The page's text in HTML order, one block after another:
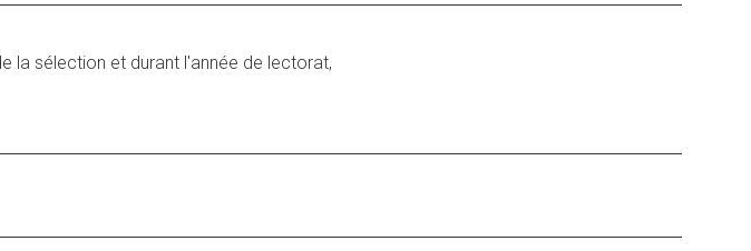
la sélection et durant l'année de lectorat,